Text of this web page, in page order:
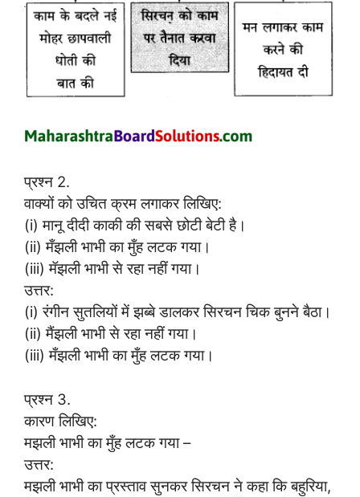
प्रश्न 2.
वाक्यों को उचित क्रम लगाकर लिखिए:
(i) मानू दीदी काकी की सबसे छोटी बेटी है।
(ii) मँझली भाभी का मुँह लटक गया।
(iii) मॅझली भाभी से रहा नहीं गया।
उत्तर:
(i) रंगीन सुतलियों में झब्बे डालकर सिरचन चिक बुनने बैठा।
(ii) मैंझली भाभी से रहा नहीं गया।
(iii) मँझली भाभी का मुँह लटक गया।
प्रश्न 3.
कारण लिखिए:
मझली भाभी का मुँह लटक गया –
उत्तर:
मझली भाभी का प्रस्ताव सुनकर सिरचन ने कहा कि बहुरिया,